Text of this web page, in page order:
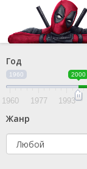
Год
1960 2000
1960 1977 1993
Жанр